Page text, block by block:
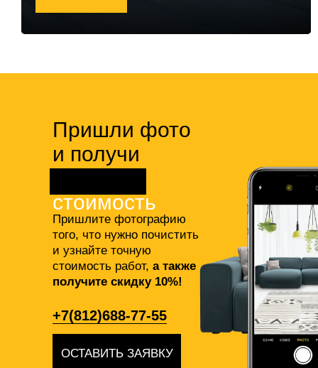
Пришлите фотографию
того, что нужно почистить
и узнайте точную
стоимость работ, а также
получите скидку 10%!
Пришли фото
и получи
стоимость
ОСТАВИТЬ ЗАЯВКУ
+7(812)688-77-55